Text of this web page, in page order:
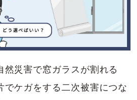
然災害で窓ガラスが割れる
でケガをする二次被害につな